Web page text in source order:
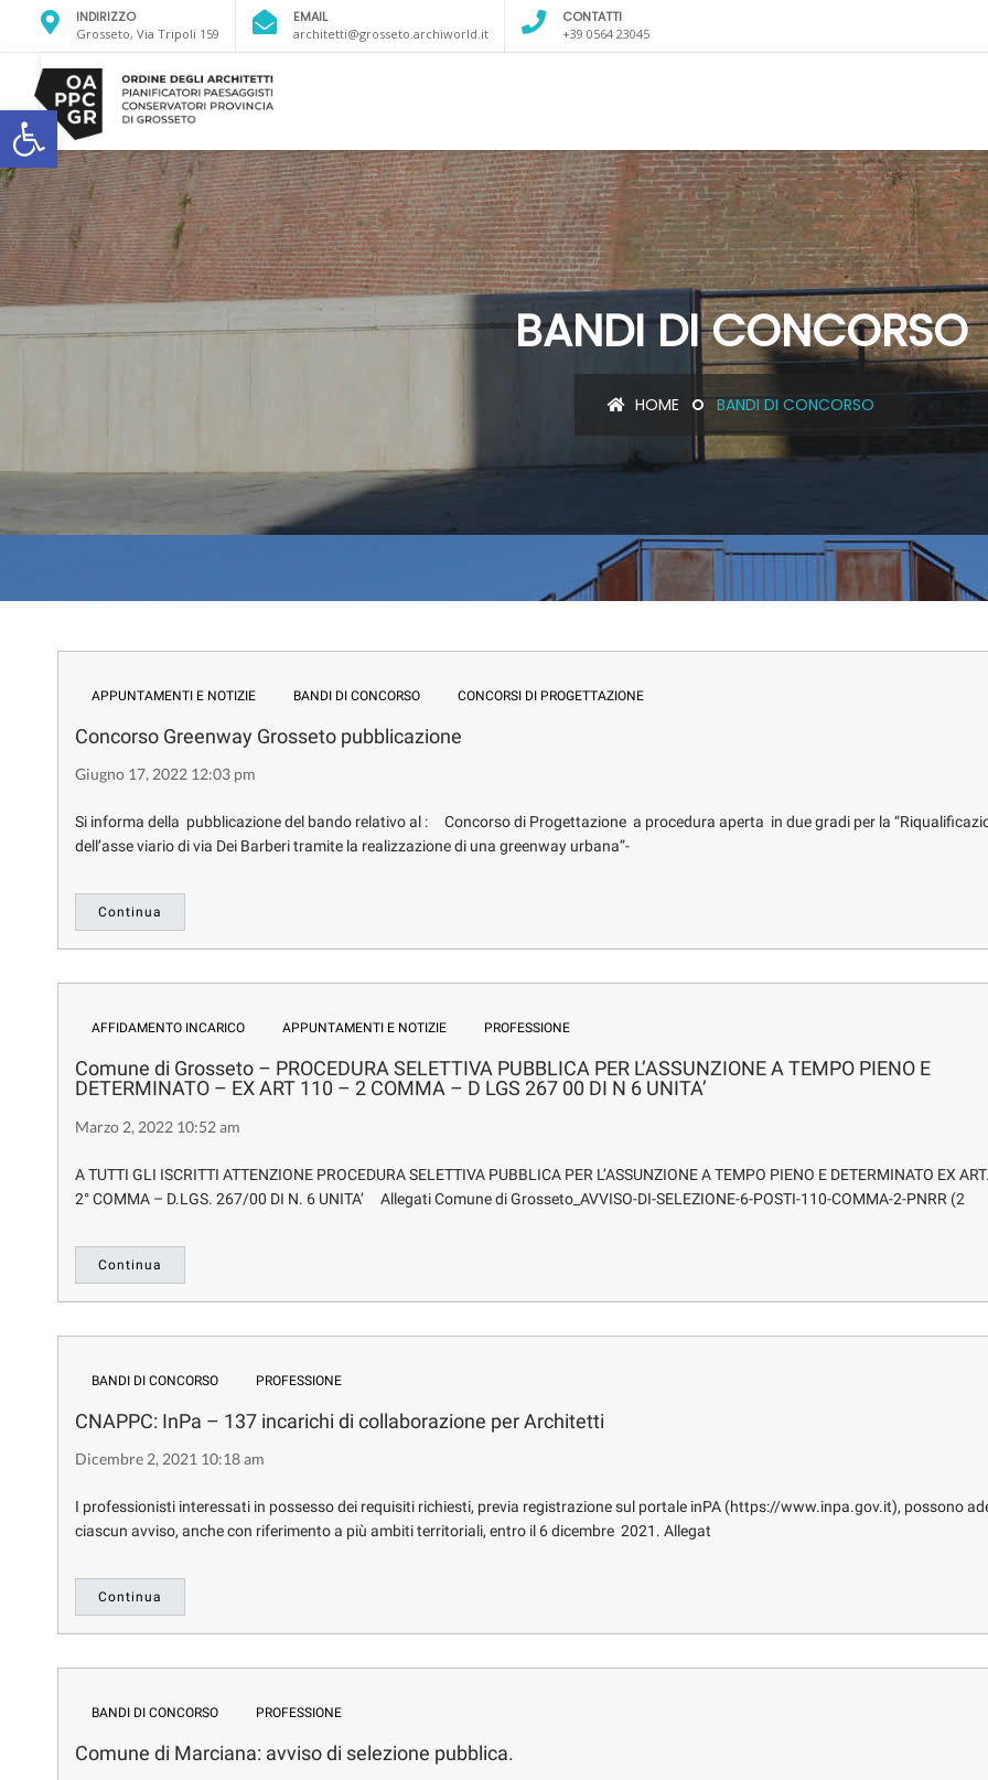
INDIRIZZO
Grosseto, Via Tripoli 159
EMAIL
architetti@grosseto.archiworld.it
CONTATTI
+39 0564 23045
BANDI DI CONCORSO
HOME BANDI DI CONCORSO
APPUNTAMENTI E NOTIZIE BANDI DI CONCORSO CONCORSI DI PROGETTAZIONE
Concorso Greenway Grosseto pubblicazione
Giugno 17, 2022 12:03 pm
Si informa della pubblicazione del bando relativo al : Concorso di Progettazione a procedura aperta in due gradi per la
dell’asse viario di via Dei Barberi tramite la realizzazione di una greenway urbana”-
Continua
AFFIDAMENTO INCARICO APPUNTAMENTI E NOTIZIE PROFESSIONE
Comune di Grosseto – PROCEDURA SELETTIVA PUBBLICA PER L’ASSUNZIONE A TEMPO PIENO E
DETERMINATO – EX ART 110 – 2 COMMA – D LGS 267 00 DI N 6 UNITA’
Marzo 2, 2022 10:52 am
A TUTTI GLI ISCRITTI ATTENZIONE PROCEDURA SELETTIVA PUBBLICA PER L’ASSUNZIONE A TEMPO PIENO E DETERMINATO EX
2° COMMA – D.LGS. 267/00 DI N. 6 UNITA’ Allegati Comune di Grosseto_AVVISO-DI-SELEZIONE-6-POSTI-110-COMMA-2-PNRR (2
Continua
BANDI DI CONCORSO PROFESSIONE
CNAPPC: InPa – 137 incarichi di collaborazione per Architetti
Dicembre 2, 2021 10:18 am
I professionisti interessati in possesso dei requisiti richiesti, previa registrazione sul portale inPA (https://www.inpa.gov.it), possono
ciascun avviso, anche con riferimento a più ambiti territoriali, entro il 6 dicembre 2021. Allegat
Continua
BANDI DI CONCORSO PROFESSIONE
Comune di Marciana: avviso di selezione pubblica.
Open toolbar